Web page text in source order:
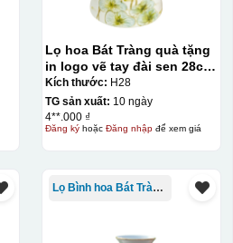
Lọ hoa Bát Tràng quà tặng
in logo vẽ tay đài sen 28cm
KQ-LH03
Kích thước: H28
TG sản xuất: 10 ngày
4**.000 ₫
Đăng kýhoặc Đăng nhậpđể xem giá
Lọ Bình hoa Bát Tràng in logo